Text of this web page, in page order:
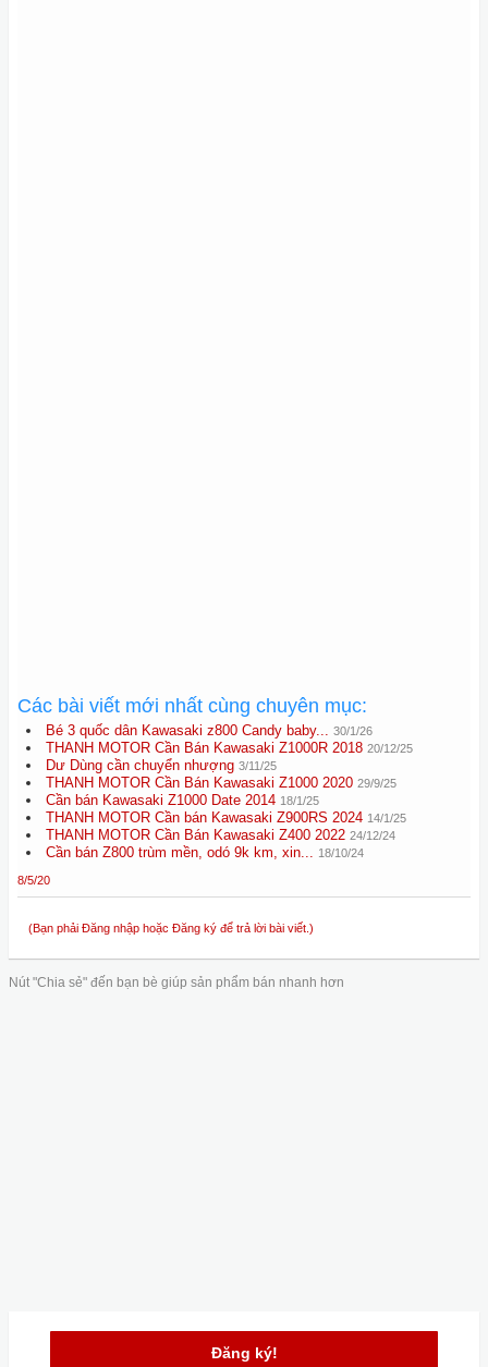
Các bài viết mới nhất cùng chuyên mục:
Bé 3 quốc dân Kawasaki z800 Candy baby... 30/1/26
THANH MOTOR Cần Bán Kawasaki Z1000R 2018 20/12/25
Dư Dùng cần chuyển nhượng 3/11/25
THANH MOTOR Cần Bán Kawasaki Z1000 2020 29/9/25
Cần bán Kawasaki Z1000 Date 2014 18/1/25
THANH MOTOR Cần bán Kawasaki Z900RS 2024 14/1/25
THANH MOTOR Cần Bán Kawasaki Z400 2022 24/12/24
Cần bán Z800 trùm mền, odó 9k km, xin... 18/10/24
8/5/20
(Bạn phải Đăng nhập hoặc Đăng ký để trả lời bài viết.)
Nút "Chia sẻ" đến bạn bè giúp sản phẩm bán nhanh hơn
Đăng ký!